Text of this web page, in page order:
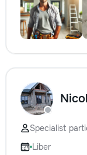
Specialist
Liber